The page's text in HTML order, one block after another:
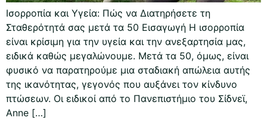
Ισορροπία και Υγεία: Πώς να Διατηρήσετε τη
Σταθερότητά σας μετά τα 50 Εισαγωγή Η ισορροπία
είναι κρίσιμη για την υγεία και την ανεξαρτησία μας,
ειδικά καθώς μεγαλώνουμε. Μετά τα 50, όμως, είναι
φυσικό να παρατηρούμε μια σταδιακή απώλεια αυτής
της ικανότητας, γεγονός που αυξάνει τον κίνδυνο
πτώσεων. Οι ειδικοί από το Πανεπιστήμιο του Σίδνεϊ,
Anne […]